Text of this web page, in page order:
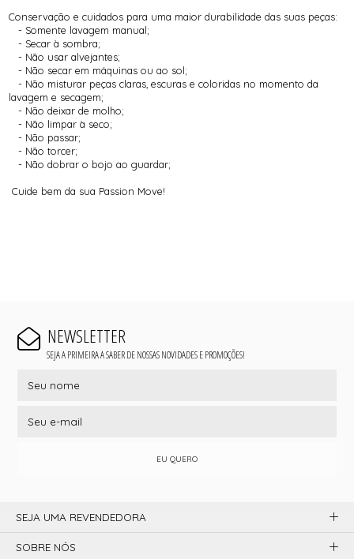
Conservação e cuidados para uma maior durabilidade das suas peças:
- Somente lavagem manual;
- Secar à sombra;
- Não usar alvejantes;
- Não secar em máquinas ou ao sol;
- Não misturar peças claras, escuras e coloridas no momento da
lavagem e secagem;
- Não deixar de molho;
- Não limpar à seco;
- Não passar;
- Não torcer;
- Não dobrar o bojo ao guardar;
Cuide bem da sua Passion Move!
NEWSLETTER
SEJA A PRIMEIRA A SABER DE NOSSAS NOVIDADES E PROMOÇÕES!
EU QUERO
SEJA UMA REVENDEDORA
SOBRE NÓS